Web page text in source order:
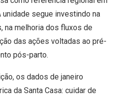
segue investindo na
na melhoria dos fluxos de
das ações voltadas ao pré-
pós-parto.
os dados de janeiro
da Santa Casa: cuidar de